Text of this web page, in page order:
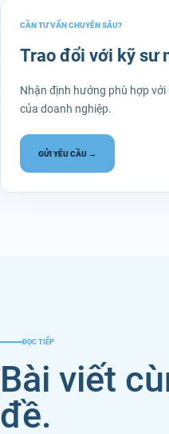
CẦN TƯ VẤN CHUYÊN SÂU?
Trao đổi với kỹ sư
Nhận định hướng phù hợp
của doanh nghiệp.
GỬI YÊU CẦU →
ĐỌC TIẾP
Bài viết
đề.